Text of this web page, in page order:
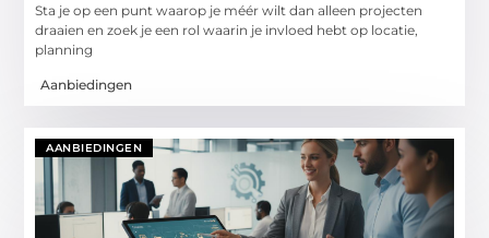
Sta je op een punt waarop je méér wilt dan alleen projecten
draaien en zoek je een rol waarin je invloed hebt op locatie,
planning
Aanbiedingen
AANBIEDINGEN